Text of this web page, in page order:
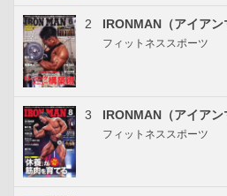
2 IRONMAN（アイア
フィットネススポーツ
3 IRONMAN（アイア
フィットネススポーツ